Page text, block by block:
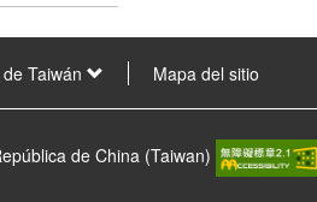
Taiwán Mapa del sitio
de China (Taiwan)